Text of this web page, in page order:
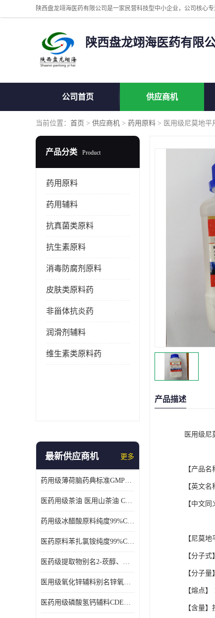
陕西盘龙翊海医药有限
公司首页 供应商机
当前位置： 首页 > 供应商机 > 药用原料 > 医用级尼莫地平
产品分类 Product
药用原料
药用辅料
抗真菌类原料
抗生素原料
消毒防腐剂原料
皮肤类原料药
非甾体抗炎药
润滑剂辅料
维生素类原料药
最新供应商机 更多
药用级薄荷脑药典标准GMP工厂
医药用级茶油 医用山茶油 COA质检 价格优 原料药
药用级冰醋酸原料纯度99%CDE备案COA质检
医药原料苯扎氯铵纯度99%CDE备案500g/瓶
医药级提取物别名2-莰醇、龙脑1kg/袋
医用级氧化锌辅料别名锌氧粉CDE备案cas1314-13-2
医药用级磷酸氢钙辅料CDE备案CAS7757-93-9
产品描述
医用级尼
【产品
【英文名
【中文同
【尼莫地
【分子式】
【分子量】
【熔点】
【含量